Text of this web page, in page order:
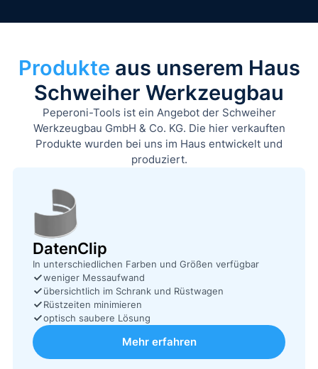
Produkte aus unserem Haus
Schweiher Werkzeugbau
Peperoni-Tools ist ein Angebot der Schweiher
Werkzeugbau GmbH & Co. KG. Die hier verkauften
Produkte wurden bei uns im Haus entwickelt und
produziert.
DatenClip
In unterschiedlichen Farben und Größen verfügbar
weniger Messaufwand
übersichtlich im Schrank und Rüstwagen
Rüstzeiten minimieren
optisch saubere Lösung
Mehr erfahren